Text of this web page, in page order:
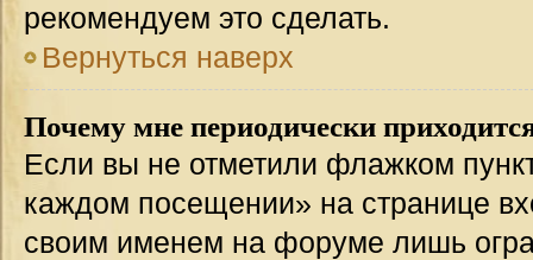
рекомендуем это сделать.
Вернуться наверх
Почему мне периодически
Если вы не отметили флажком
каждом посещении» на странице
своим именем на форуме лишь